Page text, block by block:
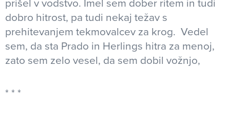
dobro hitrost, pa tudi nekaj težav s
prehitevanjem tekmovalcev za krog. Vedel
sem, da sta Prado in Herlings hitra za menoj,
zato sem zelo vesel, da sem dobil vožnjo,